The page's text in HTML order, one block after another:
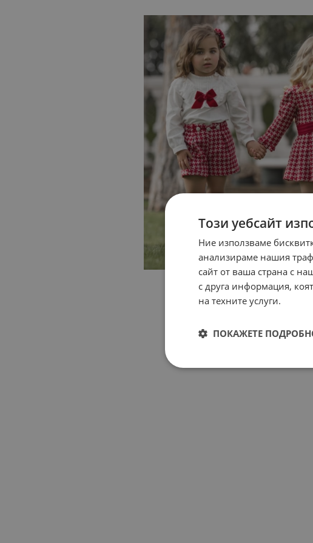
Този уебсайт
Ние използваме
анализираме нашия
сайт от ваша страна с
с друга информация,
на техните услуги.
ПОКАЖЕТЕ